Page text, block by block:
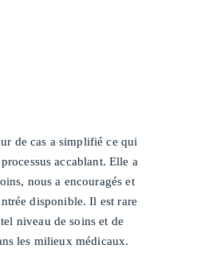
de cas a simplifié ce qui
accablant. Elle a
nous a encouragés et
disponible. Il est rare
niveau de soins et de
les milieux médicaux.